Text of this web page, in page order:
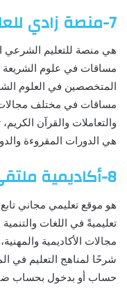
7-منصة زادي للعلوم الإسلامية
مساقات في علوم الشريعة
المتخصصين في العلوم
مساقات في مختلف مجالات
والتعاملات والقرآن
هي الدورات المقروءة
8-أكاديمية ملتقى الدارين
هو موقع تعليمي مجاني تابع
تعليميةً في اللغات
مجالات الأكاديمية
شرحًا لمناهج التعليم في
حساب أو بدخول بحساب